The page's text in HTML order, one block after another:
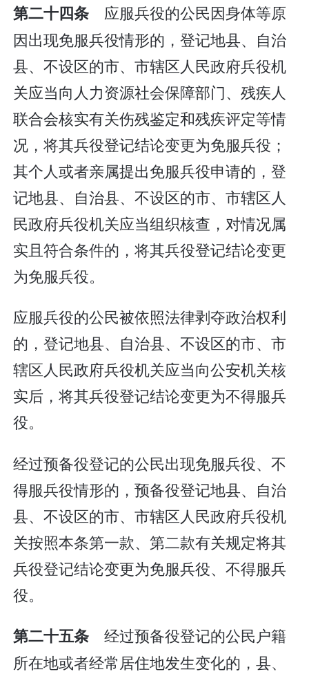
第二十四条 应服兵役的公民因身体等原
因出现免服兵役情形的，登记地县、自治
县、不设区的市、市辖区人民政府兵役机
关应当向人力资源社会保障部门、残疾人
联合会核实有关伤残鉴定和残疾评定等情
况，将其兵役登记结论变更为免服兵役；
其个人或者亲属提出免服兵役申请的，登
记地县、自治县、不设区的市、市辖区人
民政府兵役机关应当组织核查，对情况属
实且符合条件的，将其兵役登记结论变更
为免服兵役。
应服兵役的公民被依照法律剥夺政治权利
的，登记地县、自治县、不设区的市、市
辖区人民政府兵役机关应当向公安机关核
实后，将其兵役登记结论变更为不得服兵
役。
经过预备役登记的公民出现免服兵役、不
得服兵役情形的，预备役登记地县、自治
县、不设区的市、市辖区人民政府兵役机
关按照本条第一款、第二款有关规定将其
兵役登记结论变更为免服兵役、不得服兵
役。
第二十五条经过预备役登记的公民户籍
所在地或者经常居住地发生变化的，县、